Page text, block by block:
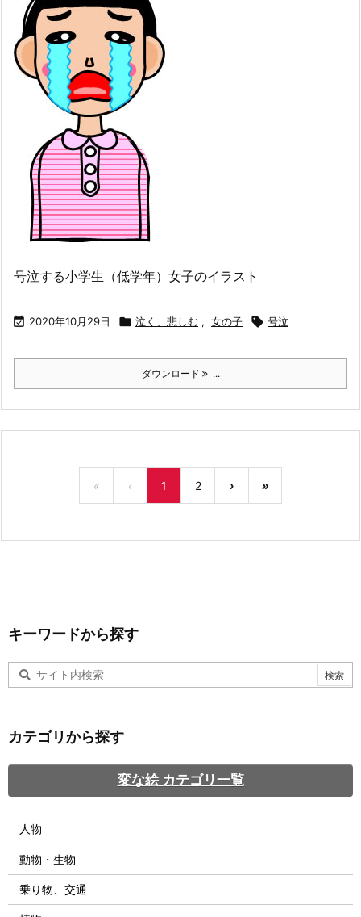
号泣する小学生（低学年）女子のイラスト
 2020年10月29日  泣く、悲しむ , 女の子  号泣
ダウンロード ...
« ‹ 1 2 › »
キーワードから探す
カテゴリから探す
変な絵 カテゴリ一覧
人物
動物・生物
乗り物、交通